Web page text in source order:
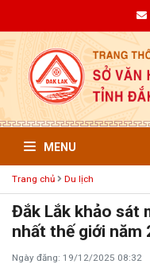
MENU
Trang chủ Du lịch
Đắk Lắk khảo sát
nhất thế giới năm
Ngày đăng: 19/12/2025 08:32